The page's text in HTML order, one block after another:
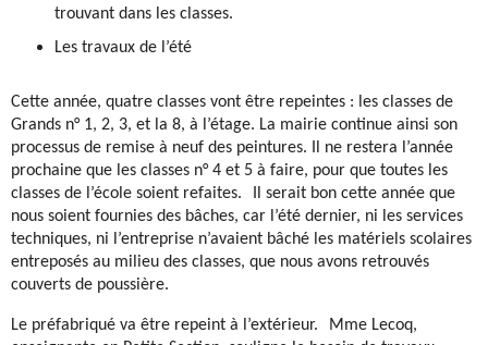
trouvant dans les classes.
Les travaux de l’été
Cette année, quatre classes vont être repeintes : les classes de
Grands n° 1, 2, 3, et la 8, à l’étage. La mairie continue ainsi son
processus de remise à neuf des peintures. Il ne restera l’année
prochaine que les classes n° 4 et 5 à faire, pour que toutes les
classes de l’école soient refaites. Il serait bon cette année que
nous soient fournies des bâches, car l’été dernier, ni les services
techniques, ni l’entreprise n’avaient bâché les matériels scolaires
entreposés au milieu des classes, que nous avons retrouvés
couverts de poussière.
Le préfabriqué va être repeint à l’extérieur. Mme Lecoq,